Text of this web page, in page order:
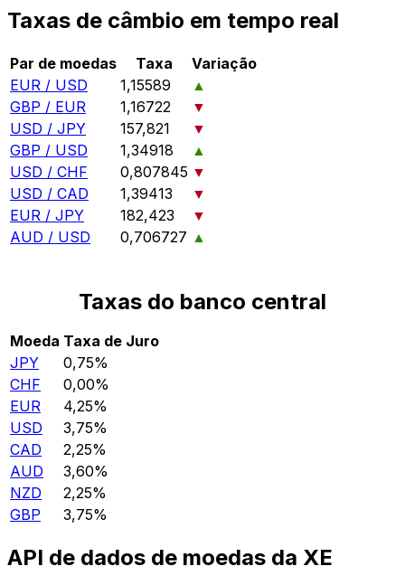
Taxas de câmbio em tempo real
Par de moedas Taxa
Variação
EUR / USD
1,15589
▲
GBP / EUR
1,16722
▼
USD / JPY
157,821
▼
GBP / USD
1,34918
▲
USD / CHF
0,807845 ▼
USD / CAD
1,39413
▼
EUR / JPY
182,423
▼
AUD / USD
0,706727 ▲
Taxas do banco central
Moeda Taxa de Juro
JPY
0,75%
CHF
0,00%
EUR
4,25%
USD
3,75%
CAD
2,25%
AUD
3,60%
NZD
2,25%
GBP
3,75%
API de dados de moedas da XE